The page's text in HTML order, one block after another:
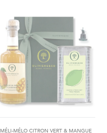
MÉLI-MÉLO CITRON VERT & MANGUE